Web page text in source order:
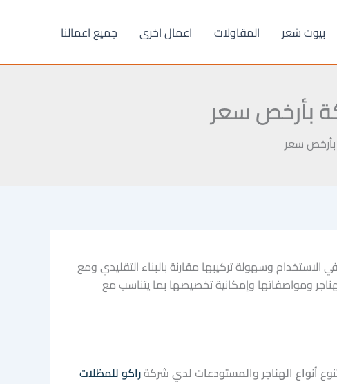
بيوت شعر المقاولات اعمال اخرى جميع اعمالنا
الاستخدام وسهولة تركيبها مقارنة بالبناء التقليدي ومع
ومواصفاتها وإمكانية تخصيصها بما يتناسب مع
أنواع الهناجر والمستودعات لديشركةراكو للمظلات